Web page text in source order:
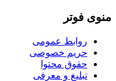
منوی فوتر
روابط عمومی
حریم خصوصی
حقوق محتوا
تبلیغ و معرفی